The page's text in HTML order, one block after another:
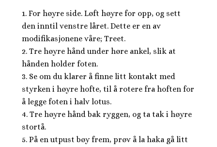
For høyre side. Løft høyre for opp, og sett
den inntil venstre låret. Dette er en av
modifikasjonene våre; Treet.
Tre høyre hånd under høre ankel, slik at
hånden holder foten.
Se om du klarer å finne litt kontakt med
styrken i høyre hofte, til å rotere fra hoften for
å legge foten i halv lotus.
Tre høyre hånd bak ryggen, og ta tak i høyre
stortå.
På en utpust bøy frem, prøv å la haka gå litt